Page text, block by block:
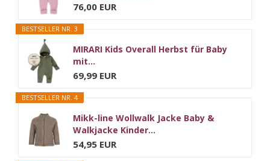
76,00 EUR
BESTSELLER NR. 3
MIRARI Kids Overall Herbst für Baby
mit...
69,99 EUR
BESTSELLER NR. 4
Mikk-line Wollwalk Jacke Baby &
Walkjacke Kinder...
54,95 EUR